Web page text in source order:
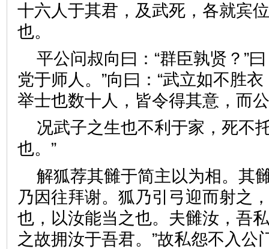
十六人于其君，及武死，各就宾
也。
平公问叔向曰：“群臣孰贤？”
党于师人。”向曰：“武立如不胜
举士也数十人，皆令得其意，
况武子之生也不利于家，死不
也。”
解狐荐其雠于简主以为相。其
乃因往拜谢。狐乃引弓迎而射之
也，以汝能当之也。夫雠汝，吾
之故拥汝于吾君。”故私怨不